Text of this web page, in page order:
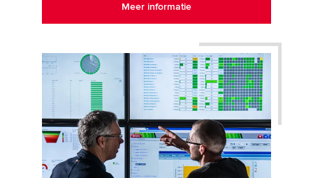
Meer informatie